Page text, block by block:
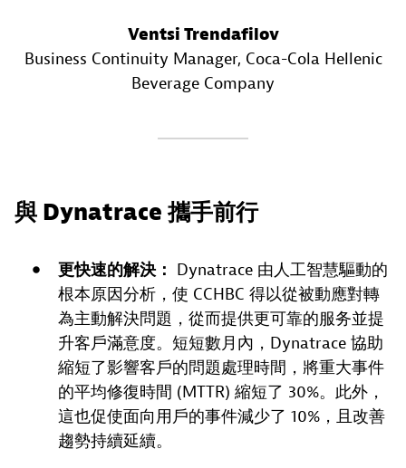
Ventsi Trendafilov
Business Continuity Manager, Coca-Cola Hellenic
Beverage Company
與 Dynatrace 攜手前行
更快速的解決： Dynatrace 由人工智慧驅動的
根本原因分析，使 CCHBC 得以從被動應對轉
為主動解決問題，從而提供更可靠的服务並提
升客戶滿意度。短短數月內，Dynatrace 協助
縮短了影響客戶的問題處理時間，將重大事件
的平均修復時間 (MTTR) 縮短了 30%。此外，
這也促使面向用戶的事件減少了 10%，且改善
趨勢持續延續。